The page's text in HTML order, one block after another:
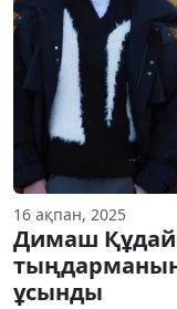
16 ақпан, 2025
Димаш
ұсынды